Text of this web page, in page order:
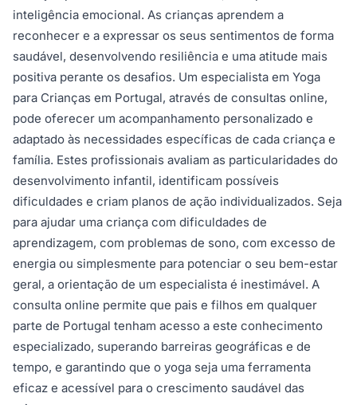
inteligência emocional. As crianças aprendem a
reconhecer e a expressar os seus sentimentos de forma
saudável, desenvolvendo resiliência e uma atitude mais
positiva perante os desafios. Um especialista em Yoga
para Crianças em Portugal, através de consultas online,
pode oferecer um acompanhamento personalizado e
adaptado às necessidades específicas de cada criança e
família. Estes profissionais avaliam as particularidades do
desenvolvimento infantil, identificam possíveis
dificuldades e criam planos de ação individualizados. Seja
para ajudar uma criança com dificuldades de
aprendizagem, com problemas de sono, com excesso de
energia ou simplesmente para potenciar o seu bem-estar
geral, a orientação de um especialista é inestimável. A
consulta online permite que pais e filhos em qualquer
parte de Portugal tenham acesso a este conhecimento
especializado, superando barreiras geográficas e de
tempo, e garantindo que o yoga seja uma ferramenta
eficaz e acessível para o crescimento saudável das